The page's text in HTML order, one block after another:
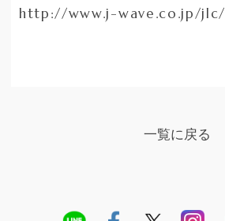
http://www.j-wave.co.jp/jlc/
一覧に戻る